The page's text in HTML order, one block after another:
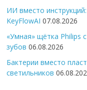
ИИ вместо
KeyFlowAI 07.08.2026
«Умная» щётка Philips
зубов 06.08.2026
Бактерии вместо
светильников